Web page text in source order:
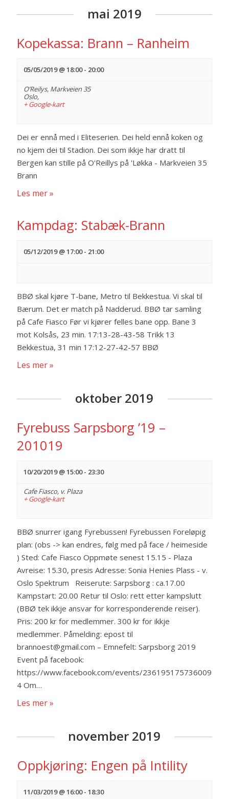
mai 2019
Kopekassa: Brann – Ranheim
05/05/2019 @ 18:00- 20:00
O’Reilys, Markveien 35
Oslo,
+ Google-kart
Dei er ennå med i Eliteserien. Dei held ennå koken og
no kjem dei til Stadion. Dei som ikkje har dratt til
Bergen kan stille på O'Reillys på 'Løkka - Markveien 35
Brann
Les mer »
Kampdag: Stabæk-Brann
05/12/2019 @ 17:00- 21:00
BBØ skal kjøre T-bane, Metro til Bekkestua. Vi skal til
Bærum. Det er match på Nadderud. BBØ tar samling
på Cafe Fiasco Før vi kjører felles bane opp. Bane 3
mot Kolsås, 23 min. 17:13-28-43-58 Trikk 13
Bekkestua, 31 min 17:12-27-42-57 BBØ
Les mer »
oktober 2019
Fyrebuss Sarpsborg ’19 –
201019
10/20/2019 @ 15:00- 23:30
Cafe Fiasco, v. Plaza
+ Google-kart
BBØ snurrer igang Fyrebussen! Fyrebussen Foreløpig
plan: (obs -> kan endres, følg med på face / heimeside
) Sted: Cafe Fiasco Oppmøte senest 15.15 - Plaza
Avreise: 15.30, presis Adresse: Sonia Henies Plass - v.
Oslo Spektrum Reiserute: Sarpsborg : ca.17.00
Kampstart: 20.00 Retur til Oslo: rett etter kampslutt
(BBØ tek ikkje ansvar for korresponderende reiser).
Pris: 200 kr for medlemmer. 300 kr for ikkje
medlemmer. Påmelding: epost til
brannoest@gmail.com – Emnefelt: Sarpsborg 2019
Event på facebook:
https://www.facebook.com/events/236195175736009
4 Om…
Les mer »
november 2019
Oppkjøring: Engen på Intility
11/03/2019 @ 16:00-18:30